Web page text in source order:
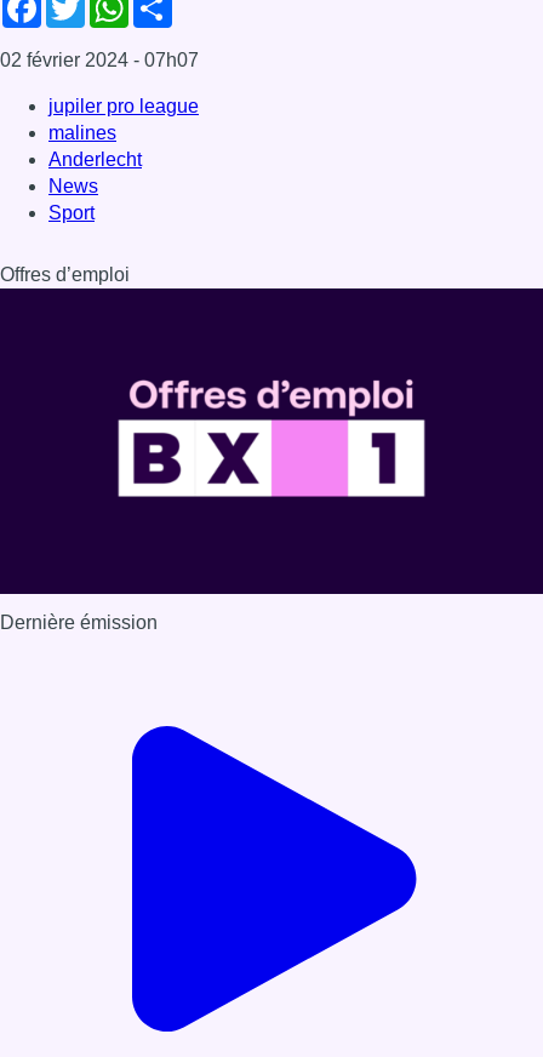
02 février 2024 - 07h07
jupiler pro league
malines
Anderlecht
News
Sport
Offres d’emploi
Dernière émission